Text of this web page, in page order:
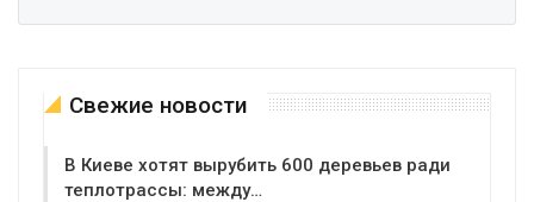
Свежие новости
В Киеве хотят вырубить 600 деревьев ради
теплотрассы: между…